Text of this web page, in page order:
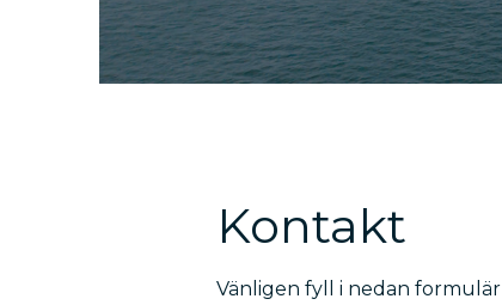
Kontakt
Vänligen fyll i nedan formulär